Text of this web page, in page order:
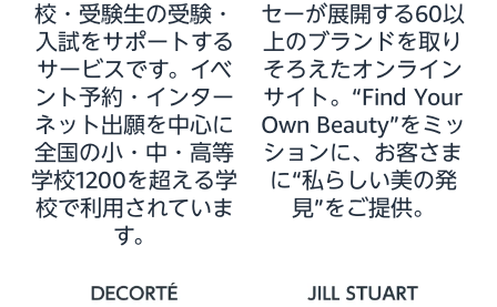
校・受験生の受験・
入試をサポートする
サービスです。イベ
ント予約・インター
ネット出願を中心に
全国の小・中・高等
学校1200を超える学
校で利用されていま
す。
セーが展開する60以
上のブランドを取り
そろえたオンライン
サイト。“Find Your
Own Beauty”をミッ
ションに、お客さま
に“私らしい美の発
見”をご提供。